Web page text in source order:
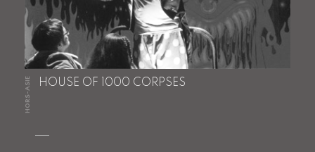
HORS-ASIE HOUSE OF 1000 CORPSES